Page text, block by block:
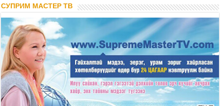
СУПРИМ МАСТЕР ТВ